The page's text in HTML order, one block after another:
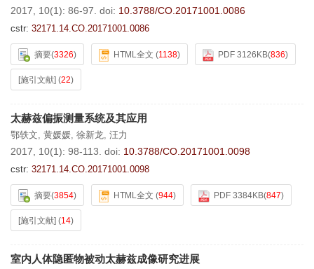
2017, 10(1): 86-97. doi: 10.3788/CO.20171001.0086
cstr: 32171.14.CO.20171001.0086
摘要(3326) HTML全文 (1138) PDF 3126KB(836)
[施引文献] (22)
太赫兹偏振测量系统及其应用
鄂轶文, 黄媛媛, 徐新龙, 汪力
2017, 10(1): 98-113. doi: 10.3788/CO.20171001.0098
cstr: 32171.14.CO.20171001.0098
摘要(3854) HTML全文 (944) PDF 3384KB(847)
[施引文献] (14)
室内人体隐匿物被动太赫兹成像研究进展